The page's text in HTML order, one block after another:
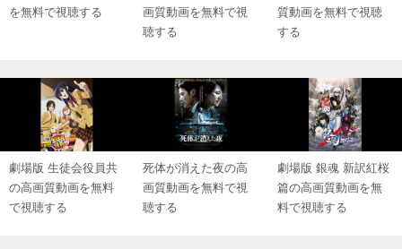
を無料で視聴する
画質動画を無料で視
聴する
質動画を無料で視聴
する
劇場版 生徒会役員共
の高画質動画を無料
で視聴する
死体が消えた夜の高
画質動画を無料で視
聴する
劇場版 銀魂 新訳紅桜
篇の高画質動画を無
料で視聴する